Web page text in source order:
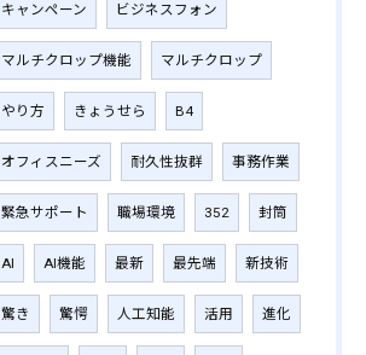
キャンペーン ビジネスフォン
マルチクロップ機能 マルチクロップ
やり方 きょうせら B4
オフィスニーズ 耐久性抜群 事務作業
緊急サポート 職場環境 352 封筒
AI AI機能 最新 最先端 新技術
驚き 驚愕 人工知能 活用 進化